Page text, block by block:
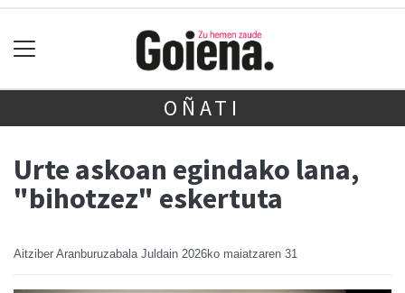
OÑATI
Urte askoan egindako lana,
"bihotzez" eskertuta
Aitziber Aranburuzabala Juldain 2026ko maiatzaren 31